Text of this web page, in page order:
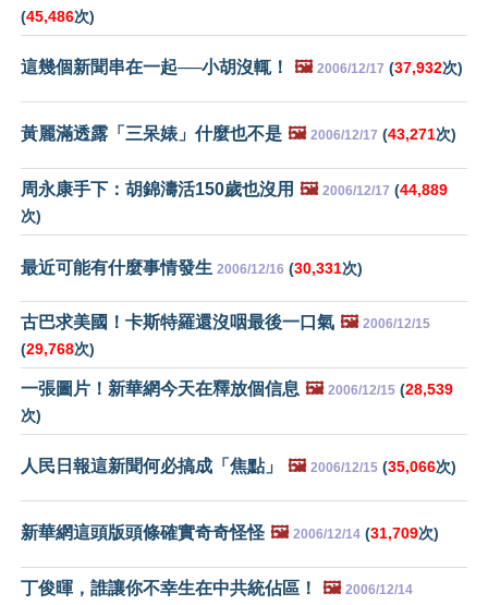
(45,486次)
這幾個新聞串在一起──小胡沒輒！ 🖼️ 2006/12/17 (37,932次)
黃麗滿透露「三呆婊」什麼也不是 🖼️ 2006/12/17 (43,271次)
周永康手下：胡錦濤活150歲也沒用 🖼️ 2006/12/17 (44,889
次)
最近可能有什麼事情發生 2006/12/16 (30,331次)
古巴求美國！卡斯特羅還沒咽最後一口氣 🖼️ 2006/12/15
(29,768次)
一張圖片！新華網今天在釋放個信息 🖼️ 2006/12/15 (28,539
次)
人民日報這新聞何必搞成「焦點」 🖼️ 2006/12/15 (35,066次)
新華網這頭版頭條確實奇奇怪怪 🖼️ 2006/12/14 (31,709次)
丁俊暉，誰讓你不幸生在中共統佔區！ 🖼️ 2006/12/14